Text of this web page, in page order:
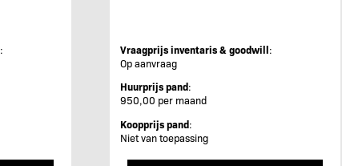
:
Vraagprijs inventaris & goodwill:
Op aanvraag
Huurprijs pand:
950,00 per maand
Koopprijs pand:
Niet van toepassing